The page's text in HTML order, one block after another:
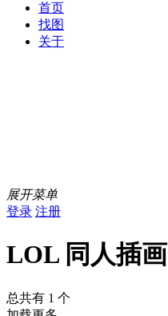
首页
找图
关于
展开菜单
登录 注册
LOL 同人插画
总共有 1 个